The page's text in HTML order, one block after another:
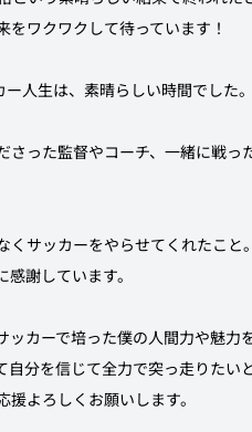
をワクワクして待っています！
人生は、素晴らしい時間でした
さった監督やコーチ、一緒に戦
くサッカーをやらせてくれたこ
謝しています。
ッカーで培った僕の人間力や魅
自分を信じて全力で突っ走りたい
よろしくお願いします。